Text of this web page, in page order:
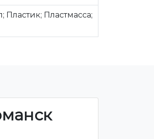
Пластик; Пластмасса;